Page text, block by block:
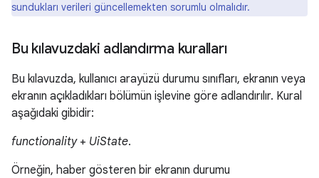
sundukları verileri güncellemekten sorumlu olmalıdır.
Bu kılavuzdaki adlandırma kuralları
Bu kılavuzda, kullanıcı arayüzü durumu sınıfları, ekranın veya
ekranın açıkladıkları bölümün işlevine göre adlandırılır. Kural
aşağıdaki gibidir:
functionality+ UiState.
Örneğin, haber gösteren bir ekranın durumu